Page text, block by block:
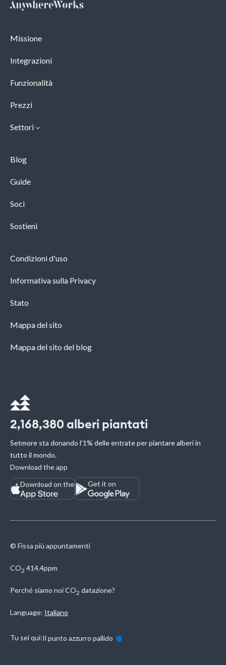
Missione
Integrazioni
Funzionalità
Prezzi
Settori
Blog
Guide
Soci
Sostieni
Condizioni d'uso
Informativa sulla Privacy
Stato
Mappa del sito
Mappa del sito del blog
2,168,380 alberi piantati
Setmore sta donando l'1% delle entrate per piantare alberi in
tutto il mondo.
Download the app
Download on the
Get it on
© Fissa più appuntamenti
CO2 414.4ppm
Perché siamo noiCO2 datazione?
Language: Italiano
Tu sei qui:Il punto azzurro pallido